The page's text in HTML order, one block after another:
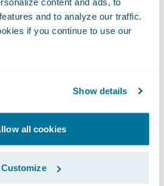
and to analyze our traffic.
if you continue to use our
Show details
all cookies
Customize
(LLM) ou des
jacentes.
en un véritable
aidant les équipes
et agir plus
le cycle de vie de